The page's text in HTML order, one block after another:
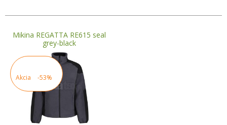
Mikina REGATTA RE615 seal
grey-black
Akcia -53%